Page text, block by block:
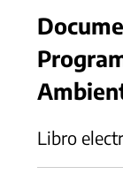
Libro